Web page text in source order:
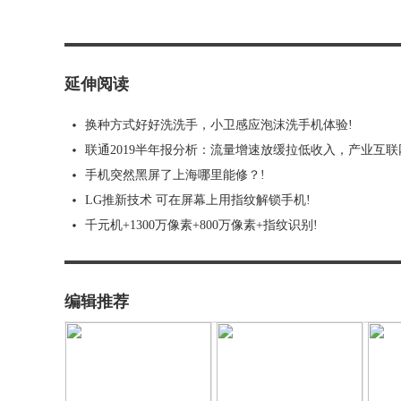
延伸阅读
换种方式好好洗洗手，小卫感应泡沫洗手机体验!
联通2019半年报分析：流量增速放缓拉低收入，产业互联
手机突然黑屏了上海哪里能修？!
LG推新技术 可在屏幕上用指纹解锁手机!
千元机+1300万像素+800万像素+指纹识别!
编辑推荐